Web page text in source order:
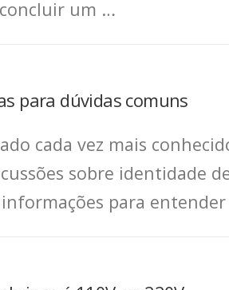
concluir um …
para dúvidas comuns
cada vez mais
sobre identidade
para